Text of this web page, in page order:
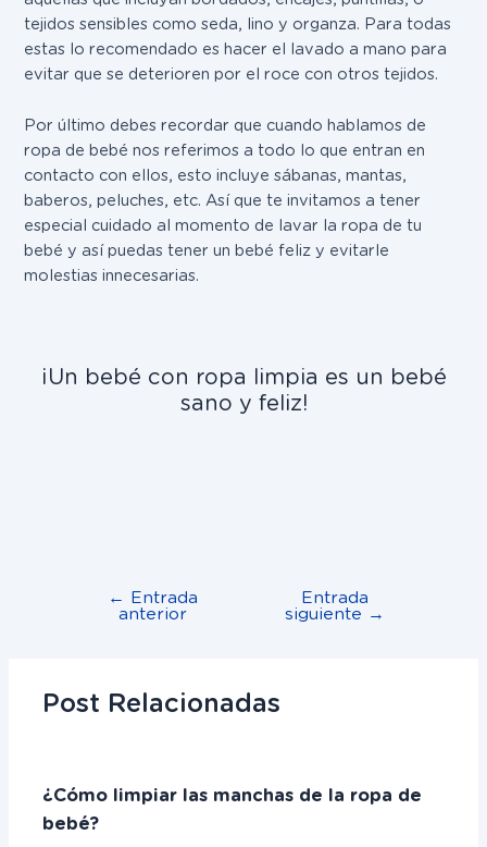
tejidos sensibles como seda, lino y organza. Para todas
estas lo recomendado es hacer el lavado a mano para
evitar que se deterioren por el roce con otros tejidos.
Por último debes recordar que cuando hablamos de
ropa de bebé nos referimos a todo lo que entran en
contacto con ellos, esto incluye sábanas, mantas,
baberos, peluches, etc. Así quete invitamos a tener
especial cuidado al momento de lavar la ropa de tu
bebé y así puedas tener un bebé feliz y evitarle
molestias innecesarias.
¡Un bebé con ropa limpia es un bebé
sano y feliz!
← Entrada
anterior
Entrada
siguiente →
Post Relacionadas
¿Cómo limpiar las manchas de la ropa de
bebé?